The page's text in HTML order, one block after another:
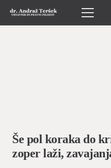
Še pol koraka do
zoper laži,